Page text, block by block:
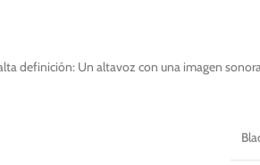
definición: Un altavoz con una imagen